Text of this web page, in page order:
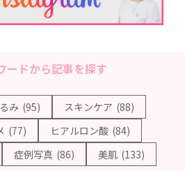
ードから記事を探す
み (95) スキンケア (88)
(77) ヒアルロン酸 (84)
症例写真 (86) 美肌 (133)